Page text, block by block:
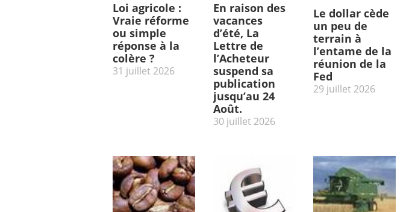
Loi agricole :
Vraie réforme
ou simple
réponse à la
colère ?
31 juillet 2026
En raison des
vacances
d’été, La
Lettre de
l’Acheteur
suspend sa
publication
jusqu’au 24
Août.
30 juillet 2026
Le dollar cède
un peu de
terrain à
l’entame de la
réunion de la
Fed
29 juillet 2026